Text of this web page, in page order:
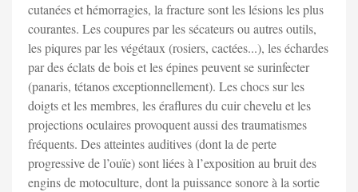
cutanées et hémorragies, la fracture sont les lésions les plus
courantes. Les coupures par les sécateurs ou autres outils,
les piqures par les végétaux (rosiers, cactées...), les échardes
par des éclats de bois et les épines peuvent se surinfecter
(panaris, tétanos exceptionnellement). Les chocs sur les
doigts et les membres, les éraflures du cuir chevelu et les
projections oculaires provoquent aussi des traumatismes
fréquents. Des atteintes auditives (dont la de perte
progressive de l’ouïe) sont liées à l’exposition au bruit des
engins de motoculture, dont la puissance sonore à la sortie